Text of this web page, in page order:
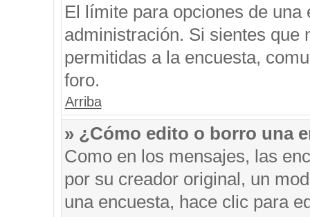
El límite para opciones de una
administración. Si sientes que
permitidas a la encuesta,
foro.
Arriba
» ¿Cómo edito o borro una
Como en los mensajes, las
por su creador original, un
una encuesta, hace clic para